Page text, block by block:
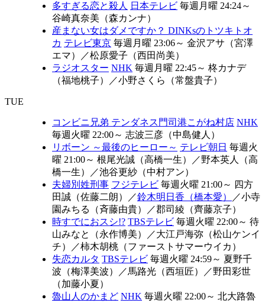
多すぎる恋と殺人 日本テレビ 毎週月曜 24:24～
谷崎真奈美（森カンナ）
産まない女はダメですか？ DINKsのトツキトオ
カ テレビ東京 毎週月曜 23:06～ 金沢アサ（宮澤
エマ）
／松原愛子（西田尚美）
ラジオスター NHK 毎週月曜 22:45～ 柊カナデ
（福地桃子）
／小野さくら（常盤貴子）
TUE
コンビニ兄弟 テンダネス門司港こがね村店 NHK
毎週火曜 22:00～ 志波三彦（中島健人）
リボーン ～最後のヒーロー～ テレビ朝日 毎週火
曜 21:00～ 根尾光誠（高橋一生） ／野本英人（高
橋一生）
／池谷更紗（中村アン）
夫婦別姓刑事 フジテレビ 毎週火曜 21:00～ 四方
田誠（佐藤二朗）
／鈴木明日香（橋本愛） ／小寺
園みちる（斉藤由貴）
／郡司綾（齊藤京子）
時すでにおスシ!? TBSテレビ 毎週火曜 22:00～ 待
山みなと（永作博美）
／大江戸海弥（松山ケンイ
チ）
／柿木胡桃（ファーストサマーウイカ）
失恋カルタ TBSテレビ 毎週火曜 24:59～ 夏野千
波（梅澤美波）
／馬路光（西垣匠） ／野田彩世
（加藤小夏）
魯山人のかまど NHK 毎週火曜 22:00～ 北大路魯